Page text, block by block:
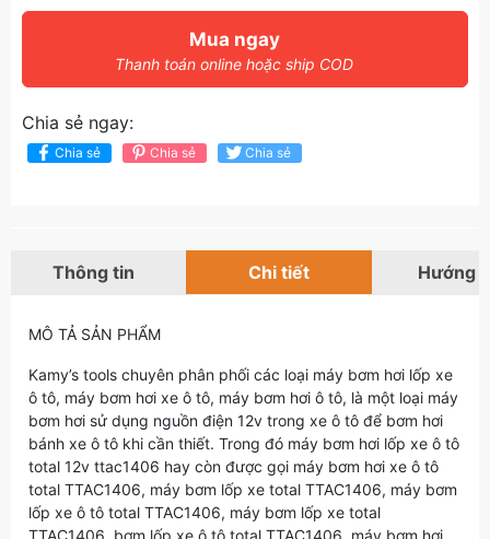
Mua ngay
Thanh toán online hoặc ship COD
Chia sẻ ngay:
Chia sẻ Chia sẻ Chia sẻ
Thông tin Chi tiết Hướng
MÔ TẢ SẢN PHẨM
Kamy’s tools chuyên phân phối các loại máy bơm hơi lốp xe
ô tô, máy bơm hơi xe ô tô, máy bơm hơi ô tô, là một loại máy
bơm hơi sử dụng nguồn điện 12v trong xe ô tô để bơm hơi
bánh xe ô tô khi cần thiết. Trong đó máy bơm hơi lốp xe ô tô
total 12v ttac1406 hay còn được gọi máy bơm hơi xe ô tô
total TTAC1406, máy bơm lốp xe total TTAC1406, máy bơm
lốp xe ô tô total TTAC1406, máy bơm lốp xe total
TTAC1406, bơm lốp xe ô tô total TTAC1406, máy bơm hơi